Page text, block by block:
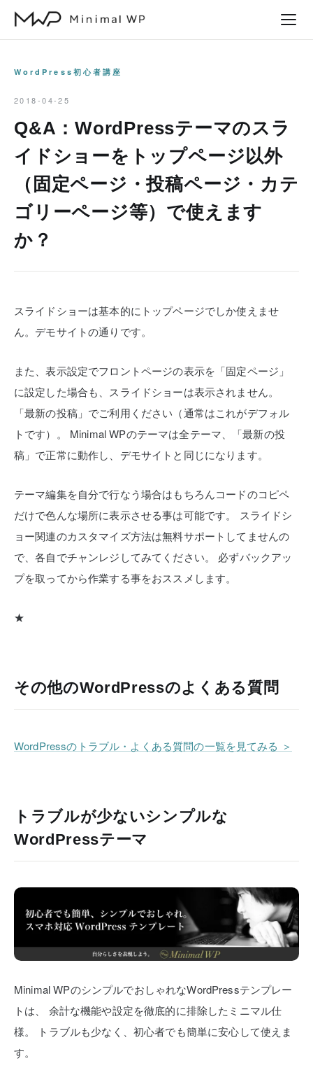
WordPress初心者講座
2018-04-25
Q&A：WordPressテーマのスラ
イドショーをトップページ以外
（固定ページ・投稿ページ・カテ
ゴリーページ等）で使えます
か？
スライドショーは基本的にトップページでしか使えませ
ん。デモサイトの通りです。
また、表示設定でフロントページの表示を「固定ページ」
に設定した場合も、スライドショーは表示されません。
「最新の投稿」でご利用ください（通常はこれがデフォル
トです）。
Minimal WPのテーマは全テーマ、「最新の投
稿」で正常に動作し、デモサイトと同じになります。
テーマ編集を自分で行なう場合はもちろんコードのコピペ
だけで色んな場所に表示させる事は可能です。
スライドシ
ョー関連のカスタマイズ方法は無料サポートしてませんの
で、各自でチャンレジしてみてください。
必ずバックアッ
プを取ってから作業する事をおススメします。
★
その他のWordPressのよくある質問
WordPressのトラブル・よくある質問の一覧を見てみる ＞
トラブルが少ないシンプルな
WordPressテーマ
Minimal WPのシンプルでおしゃれなWordPressテンプレー
トは、
余計な機能や設定を徹底的に排除したミニマル仕
様。
トラブルも少なく、初心者でも簡単に安心して使えま
す。